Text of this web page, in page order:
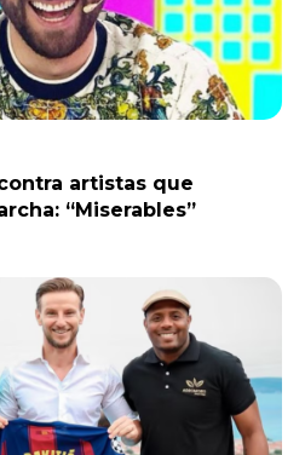
artistas que
“Miserables”